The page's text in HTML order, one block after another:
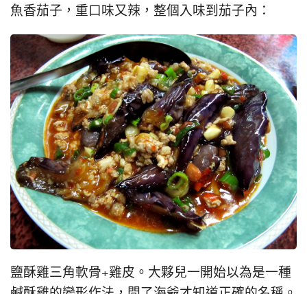
魚香茄子，重口味又辣，整個入味到茄子內：
鹽酥雞三角軟骨+雞皮。大夥兒一開始以為是一種